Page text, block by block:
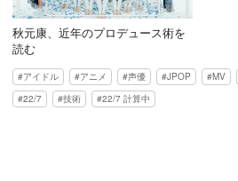
秋元康、近年のプロデュース術を
読む
アイドル アニメ 声優 JPOP MV
22/7
技術 22/7 計算中